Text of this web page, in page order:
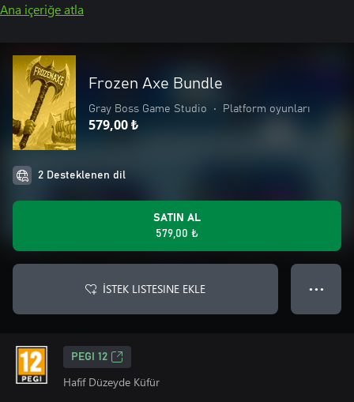
Ana içeriğe atla
Frozen Axe Bundle
Gray Boss Game Studio • Platform oyunları
579,00 ₺
2 Desteklenen dil
SATIN AL
579,00 ₺
İSTEK LISTESINE EKLE ● ● ●
PEGI 12
Hafif Düzeyde Küfür